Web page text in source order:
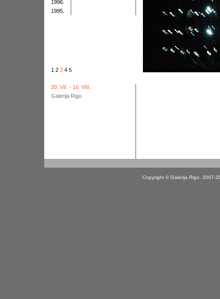
1996.
1995.
1 2 3 4 5
20. VII. - 16. VIII.
Galerija Rigo
Copyright © Galerija Rigo, 2007-